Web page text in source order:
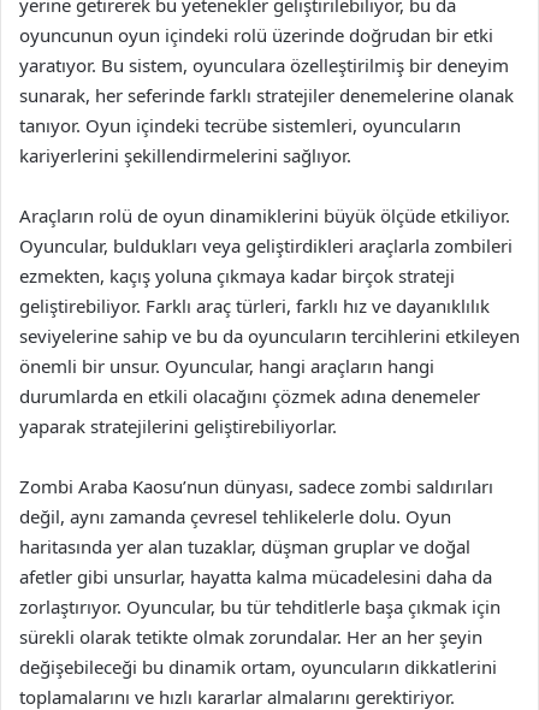
yerine getirerek bu yetenekler geliştirilebiliyor, bu da
oyuncunun oyun içindeki rolü üzerinde doğrudan bir etki
yaratıyor. Bu sistem, oyunculara özelleştirilmiş bir deneyim
sunarak, her seferinde farklı stratejiler denemelerine olanak
tanıyor. Oyun içindeki tecrübe sistemleri, oyuncuların
kariyerlerini şekillendirmelerini sağlıyor.
Araçların rolü de oyun dinamiklerini büyük ölçüde etkiliyor.
Oyuncular, buldukları veya geliştirdikleri araçlarla zombileri
ezmekten, kaçış yoluna çıkmaya kadar birçok strateji
geliştirebiliyor. Farklı araç türleri, farklı hız ve dayanıklılık
seviyelerine sahip ve bu da oyuncuların tercihlerini etkileyen
önemli bir unsur. Oyuncular, hangi araçların hangi
durumlarda en etkili olacağını çözmek adına denemeler
yaparak stratejilerini geliştirebiliyorlar.
Zombi Araba Kaosu’nun dünyası, sadece zombi saldırıları
değil, aynı zamanda çevresel tehlikelerle dolu. Oyun
haritasında yer alan tuzaklar, düşman gruplar ve doğal
afetler gibi unsurlar, hayatta kalma mücadelesini daha da
zorlaştırıyor. Oyuncular, bu tür tehditlerle başa çıkmak için
sürekli olarak tetikte olmak zorundalar. Her an her şeyin
değişebileceği bu dinamik ortam, oyuncuların dikkatlerini
toplamalarını ve hızlı kararlar almalarını gerektiriyor.